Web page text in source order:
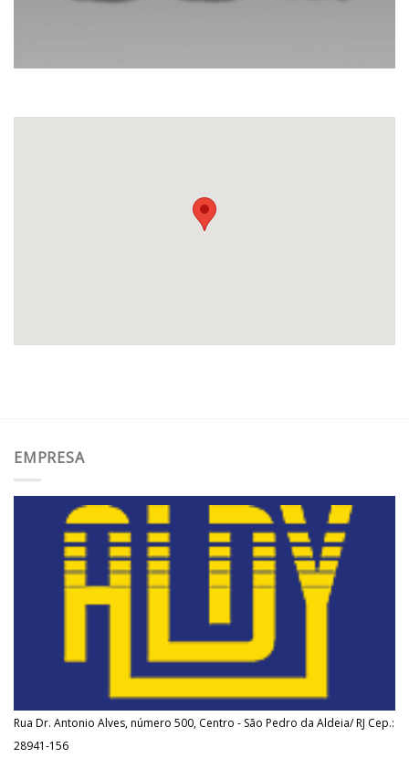
EMPRESA
Rua Dr. Antonio Alves, número 500, Centro - São Pedro da Aldeia/ RJ Cep.:
28941-156